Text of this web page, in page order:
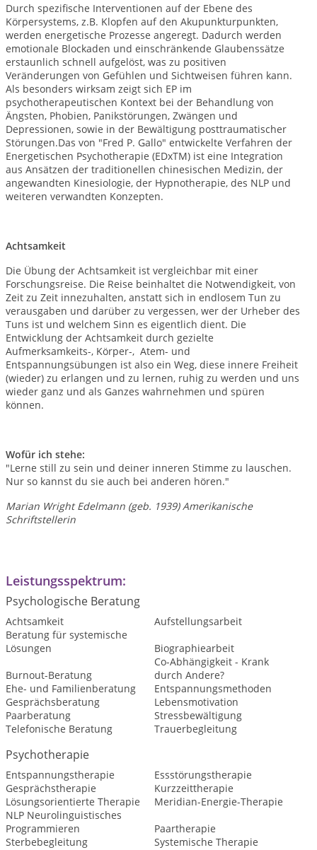
Durch spezifische Interventionen auf der Ebene des
Körpersystems, z.B. Klopfen auf den Akupunkturpunkten,
werden energetische Prozesse angeregt. Dadurch werden
emotionale Blockaden und einschränkende Glaubenssätze
erstaunlich schnell aufgelöst, was zu positiven
Veränderungen von Gefühlen und Sichtweisen führen kann.
Als besonders wirksam zeigt sich EP im
psychotherapeutischen Kontext bei der Behandlung von
Ängsten, Phobien, Panikstörungen, Zwängen und
Depressionen, sowie in der Bewältigung posttraumatischer
Störungen.Das von "Fred P. Gallo" entwickelte Verfahren der
Energetischen Psychotherapie (EDxTM) ist eine Integration
aus Ansätzen der traditionellen chinesischen Medizin, der
angewandten Kinesiologie, der Hypnotherapie, des NLP und
weiteren verwandten Konzepten.
Achtsamkeit
Die Übung der Achtsamkeit ist vergleichbar mit einer
Forschungsreise. Die Reise beinhaltet die Notwendigkeit, von
Zeit zu Zeit innezuhalten, anstatt sich in endlosem Tun zu
verausgaben und darüber zu vergessen, wer der Urheber des
Tuns ist und welchem Sinn es eigentlich dient. Die
Entwicklung der Achtsamkeit durch gezielte
Aufmerksamkeits-, Körper-, Atem- und
Entspannungsübungen ist also ein Weg, diese innere Freiheit
(wieder) zu erlangen und zu lernen, ruhig zu werden und uns
wieder ganz und als Ganzes wahrnehmen und spüren
können.
Wofür ich stehe:
"Lerne still zu sein und deiner inneren Stimme zu lauschen.
Nur so kannst du sie auch bei anderen hören."
Marian Wright Edelmann (geb. 1939) Amerikanische
Schriftstellerin
Leistungsspektrum:
Psychologische Beratung
Achtsamkeit
Aufstellungsarbeit
Beratung für systemische
Lösungen
Biographiearbeit
Burnout-Beratung
Co-Abhängigkeit - Krank
durch Andere?
Ehe- und Familienberatung
Entspannungsmethoden
Gesprächsberatung
Lebensmotivation
Paarberatung
Stressbewältigung
Telefonische Beratung
Trauerbegleitung
Psychotherapie
Entspannungstherapie
Essstörungstherapie
Gesprächstherapie
Kurzzeittherapie
Lösungsorientierte Therapie
Meridian-Energie-Therapie
NLP Neurolinguistisches
Programmieren
Paartherapie
Sterbebegleitung
Systemische Therapie